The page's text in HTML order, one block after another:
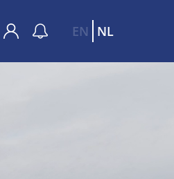
EN NL